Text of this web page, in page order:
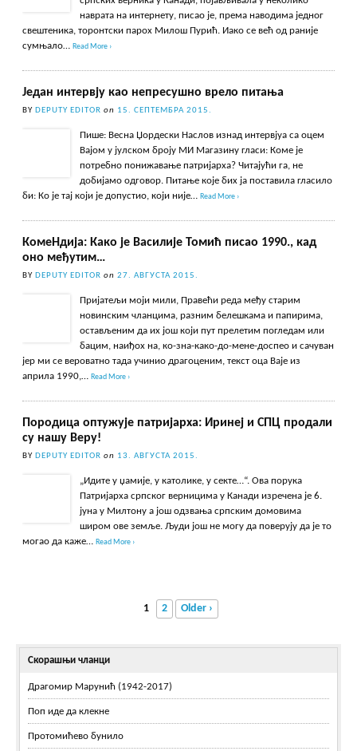
наврата на интернету, писао је, према наводима једног
свештеника, торонтски парох Милош Пурић. Иако се већ од раније
сумњало…Read More ›
Један интервју као непресушно врело питања
BYDEPUTY EDITOR on 15. СЕПТЕМБРА 2015.
Пише: Весна Џордески Наслов изнад интервјуа са оцем
Вајом у јулском броју МИ Магазину гласи: Коме је
потребно понижавање патријарха? Читајући га, не
добијамо одговор. Питање које бих ја поставила гласило
би: Ко је тај који је допустио, који није…Read More ›
КомеНдија: Како је Василије Томић писао 1990., кад
оно међутим…
BYDEPUTY EDITOR on 27. АВГУСТА 2015.
Пријатељи моји мили, Правећи реда међу старим
новинским чланцима, разним белешкама и папирима,
остављеним да их још који пут прелетим погледам или
бацим, наиђох на, ко-зна-како-до-мене-доспео и сачуван
јер ми се вероватно тада учинио драгоценим, текст оца Ваје из
априла 1990,…Read More ›
Породица оптужује патријарха: Иринеј и СПЦ продали
су нашу Веру!
BYDEPUTY EDITOR on 13. АВГУСТА 2015.
„Идите у џамије, у католике, у секте…“. Ова порука
Патријарха српског верницима у Канади изречена је 6.
јуна у Милтону а још одзвања српским домовима
широм ове земље. Људи још не могу да поверују да је то
могао да каже…Read More ›
1 2 Older ›
Скорашњи чланци
Драгомир Марунић (1942-2017)
Поп иде да клекне
Протомићево бунило